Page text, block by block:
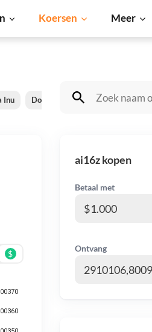
Koersen Meer
Inu Dogecoin Solana BNB
$
ai16z kopen
Betaal met
Ontvang